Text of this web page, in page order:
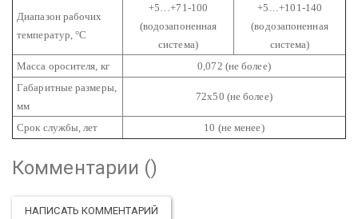
Диапазон рабочих
температур, °С
+5…+71-100
(водозапоненная
система)
+5…+101-140
(водозапоненная
система)
Масса оросителя, кг
0,072 (не более)
Габаритные размеры,
мм
72х50 (не более)
Срок службы, лет 10 (не менее)
Комментарии ()
НАПИСАТЬ КОММЕНТАРИЙ